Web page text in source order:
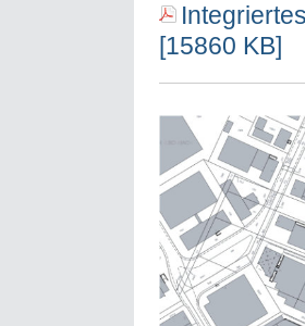
[15860 KB]